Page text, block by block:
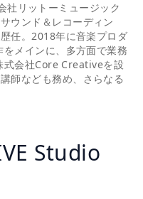
リットーミュージック
ウンド＆レコーディン
任。2018年に音楽プロダ
メインに、多方面で業務
式会社Core Creativeを設
師なども務め、さらなる
Studio